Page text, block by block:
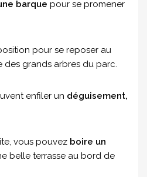
barque pour se promener
pour se reposer au
des grands arbres du parc.
enfiler un déguisement,
vous pouvez boire un
belle terrasse au bord de